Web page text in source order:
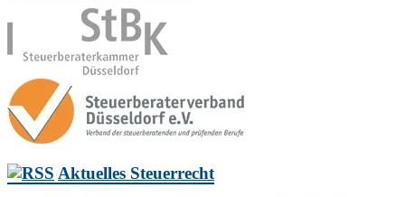
Aktuelles Steuerrecht